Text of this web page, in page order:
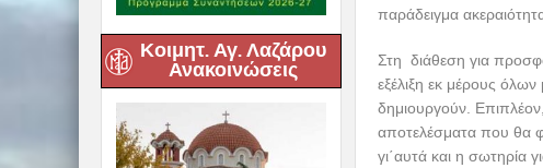
Κοιμητ. Αγ. Λαζάρου
Ανακοινώσεις
παράδειγμα
Στη διάθεση για
εξέλιξη εκ μέρους
δημιουργούν.
αποτελέσματα που θα
γι΄αυτά και η σωτηρία